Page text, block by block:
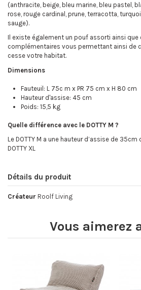
(anthracite, beige, bleu marine, bleu pastel,
rose, rouge cardinal, prune, terracotta,
sauge).
Il existe également un pouf assorti ainsi que
complémentaires vous permettant ainsi de
cesse votre habitat.
Dimensions
Fauteuil: L 75c m x PR 75 cm x H 80 cm
Hauteur d'assise: 45 cm
Poids: 15,5 kg
Quelle différence avec le DOTTY M ?
Le DOTTY M a une hauteur d’assise de
DOTTY XL
Détails du produit
Créateur Roolf Living
Vous aimerez